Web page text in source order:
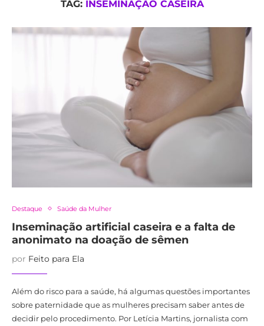
TAG: INSEMINAÇÃO CASEIRA
Destaque Saúde da Mulher
Inseminação artificial caseira e a falta de
anonimato na doação de sêmen
por Feito para Ela
Além do risco para a saúde, há algumas questões importantes
sobre paternidade que as mulheres precisam saber antes de
decidir pelo procedimento. Por Letícia Martins, jornalista com